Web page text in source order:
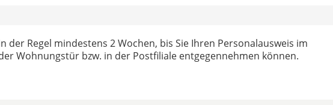
der Regel mindestens 2 Wochen, bis Sie Ihren Personalausweis im
Wohnungstür bzw. in der Postfiliale entgegennehmen können.